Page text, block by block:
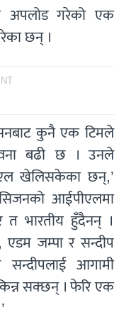
अपलोड गरेको एक
छन् ।
कुनै एक टिमले
बढी छ । उनले
खेलिसकेका छन्,’
आईपीएलमा
त भारतीय हुँदैनन् ।
एडम जम्पा र सन्दीप
आगामी
सक्छन् । फेरि एक